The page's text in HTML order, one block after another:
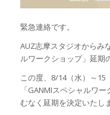
緊急連絡です。
AUZ志摩スタジオからみ
ルワークショップ」延期
この度、8/14（水）～15
「GANMIスペシャルワ
むなく延期を決定いたし